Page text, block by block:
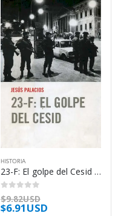
HISTORIA
23-F: El golpe del Cesid – Jesús Palacios
0out of 5
$9.82USD
$6.91USD